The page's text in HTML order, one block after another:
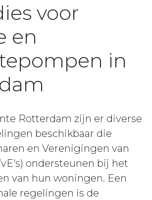
voor
en
in
Rotterdam zijn er diverse
beschikbaar die
en Verenigingen van
ondersteunen bij het
van hun woningen. Een
regelingen is de